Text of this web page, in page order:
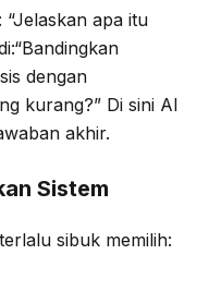
apa itu
dengan
kurang?” Di sini AI
akhir.
Sistem
sibuk memilih: